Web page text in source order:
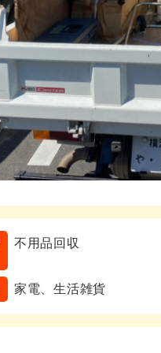
不用品回収
家電、生活雑貨